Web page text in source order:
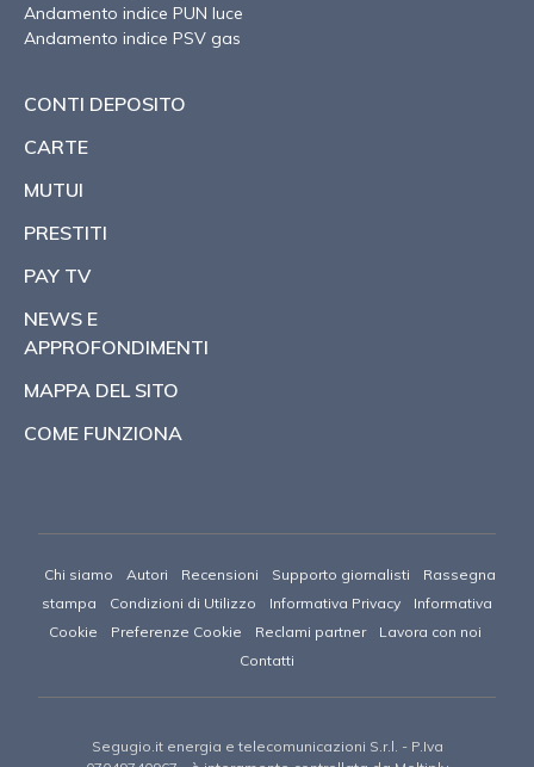
Andamento indice PUN luce
Andamento indice PSV gas
CONTI DEPOSITO
CARTE
MUTUI
PRESTITI
PAY TV
NEWS E
APPROFONDIMENTI
MAPPA DEL SITO
COME FUNZIONA
Chi siamo Autori Recensioni Supporto giornalisti
Rassegna
stampa
Condizioni di Utilizzo Informativa Privacy
Informativa
Cookie
Preferenze Cookie Reclami partner
Lavora con noi
Contatti
Segugio.it energia e telecomunicazioni S.r.l. - P.Iva